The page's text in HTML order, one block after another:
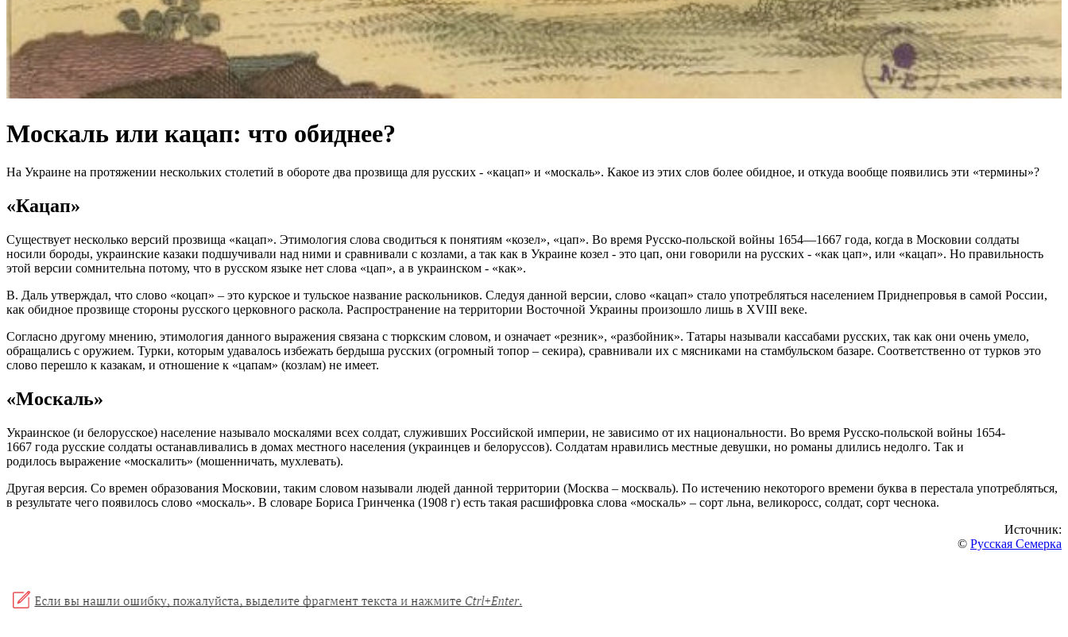
Москаль или кацап: что обиднее?
На Украине на протяжении нескольких столетий в обороте два прозвища для русских - «кацап» и «москаль». Какое из этих слов более обидное, и откуда вообще появились эти «термины»?
«Кацап»
Существует несколько версий прозвища «кацап». Этимология слова сводиться к понятиям «козел», «цап». Во время Русско-польской войны 1654—1667 года, когда в Московии солдаты
носили бороды, украинские казаки подшучивали над ними и сравнивали с козлами, а так как в Украине козел - это цап, они говорили на русских - «как цап», или «кацап». Но правильность
этой версии сомнительна потому, что в русском языке нет слова «цап», а в украинском - «как».
В. Даль утверждал, что слово «коцап» – это курское и тульское название раскольников. Следуя данной версии, слово «кацап» стало употребляться населением Приднепровья в самой России,
как обидное прозвище стороны русского церковного раскола. Распространение на территории Восточной Украины произошло лишь в XVIII веке.
Согласно другому мнению, этимология данного выражения связана с тюркским словом, и означает «резник», «разбойник». Татары называли кассабами русских, так как они очень умело,
обращались с оружием. Турки, которым удавалось избежать бердыша русских (огромный топор – секира), сравнивали их с мясниками на стамбульском базаре. Соответственно от турков это
слово перешло к казакам, и отношение к «цапам» (козлам) не имеет.
«Москаль»
Украинское (и белорусское) население называло москалями всех солдат, служивших Российской империи, не зависимо от их национальности. Во время Русско-польской войны 1654-
1667 года русские солдаты останавливались в домах местного населения (украинцев и белоруссов). Солдатам нравились местные девушки, но романы длились недолго. Так и
родилось выражение «москалить» (мошенничать, мухлевать).
Другая версия. Со времен образования Московии, таким словом называли людей данной территории (Москва – москваль). По истечению некоторого времени буква в перестала употребляться,
в результате чего появилось слово «москаль». В словаре Бориса Гринченка (1908 г) есть такая расшифровка слова «москаль» – сорт льна, великоросс, солдат, сорт чеснока.
Источник:
© Русская Семерка